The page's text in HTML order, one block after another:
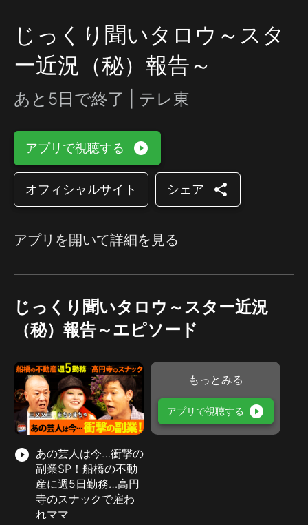
じっくり聞いタロウ～スタ
ー近況（秘）報告～
あと5日で終了 | テレ東
アプリで視聴する play_circle_filled
オフィシャルサイト シェア share
アプリを開いて詳細を見る
じっくり聞いタロウ～スター近況
（秘）報告～エピソード
play_circle_filled あの芸人は今…衝撃の
副業SP！船橋の不動
産に週5日勤務…高円
寺のスナックで雇わ
れママ
もっとみる
アプリで視聴する play_circle_filled